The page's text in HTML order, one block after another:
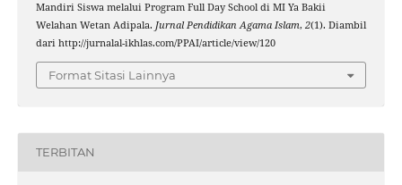
Mandiri Siswa melalui Program Full Day School di MI Ya Bakii
Welahan Wetan Adipala. Jurnal Pendidikan Agama Islam, 2(1). Diambil
dari http://jurnalal-ikhlas.com/PPAI/article/view/120
Format Sitasi Lainnya
TERBITAN